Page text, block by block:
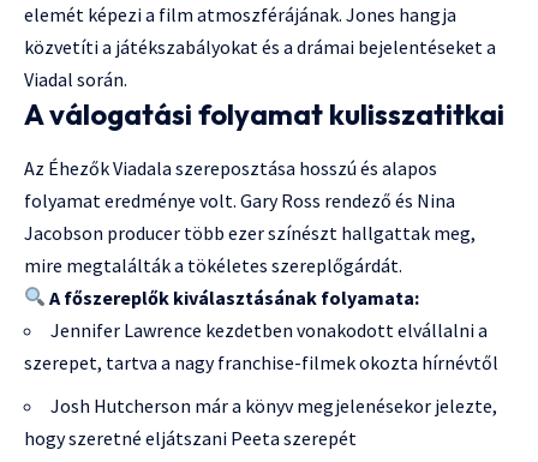
elemét képezi a film atmoszférájának. Jones hangja
közvetíti a játékszabályokat és a drámai bejelentéseket a
Viadal során.
A válogatási folyamat kulisszatitkai
Az Éhezők Viadala szereposztása hosszú és alapos
folyamat eredménye volt. Gary Ross rendező és Nina
Jacobson producer több ezer színészt hallgattak meg,
mire megtalálták a tökéletes szereplőgárdát.
A főszereplők kiválasztásának folyamata:
Jennifer Lawrence kezdetben vonakodott elvállalni a
szerepet, tartva a nagy franchise-filmek okozta hírnévtől
Josh Hutcherson már a könyv megjelenésekor jelezte,
hogy szeretné eljátszani Peeta szerepét